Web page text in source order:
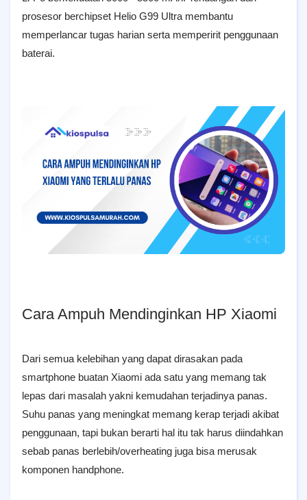
prosesor berchipset Helio G99 Ultra membantu
memperlancar tugas harian serta memperirit penggunaan
baterai.
Cara Ampuh Mendinginkan HP Xiaomi
Dari semua kelebihan yang dapat dirasakan pada
smartphone buatan Xiaomi ada satu yang memang tak
lepas dari masalah yakni kemudahan terjadinya panas.
Suhu panas yang meningkat memang kerap terjadi akibat
penggunaan, tapi bukan berarti hal itu tak harus diindahkan
sebab panas berlebih/overheating juga bisa merusak
komponen handphone.